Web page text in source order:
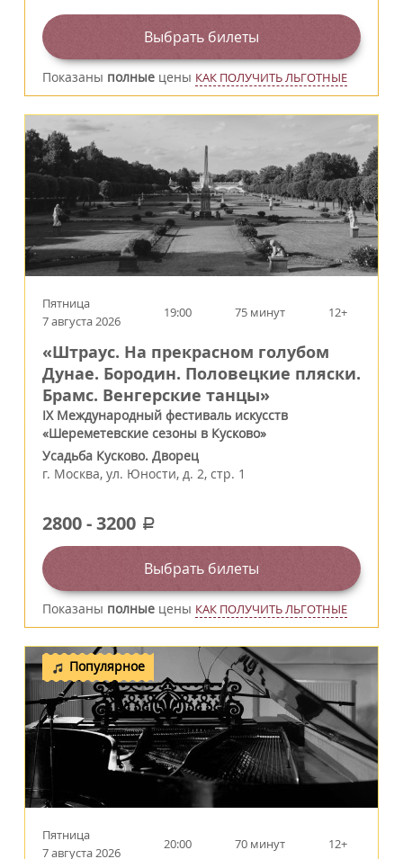
Выбрать билеты
Показаны полные цены КАК ПОЛУЧИТЬ ЛЬГОТНЫЕ
Пятница
7 августа 2026
19:00 75 минут 12+
«Штраус. На прекрасном голубом
Дунае. Бородин. Половецкие пляски.
Брамс. Венгерские танцы»
IX Международный фестиваль искусств
«Шереметевские сезоны в Кусково»
Усадьба Кусково. Дворец
г. Москва, ул. Юности, д. 2, стр. 1
2800-3200 a
Выбрать билеты
Показаны полные цены КАК ПОЛУЧИТЬ ЛЬГОТНЫЕ
Популярное
Пятница
7 августа 2026
20:00 70 минут 12+